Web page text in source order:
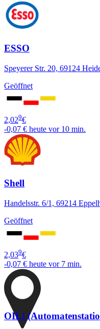
ESSO
Speyerer Str. 20, 69124
Geöffnet
2,029€
-0,07 € heute vor 10 min.
Shell
Handelsstr. 6/1, 69214
Geöffnet
2,039€
-0,07 € heute vor 7 min.
OIL!